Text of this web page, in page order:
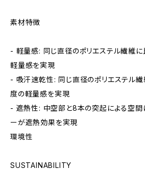
素材特徴
- 軽量感: 同じ直径のポリエステル繊維に
軽量感を実現
- 吸汗速乾性: 同じ直径のポリエステル繊
度の軽量感を実現
- 遮熱性: 中空部と8本の突起による空間
ーが遮熱効果を実現
環境性
SUSTAINABILITY